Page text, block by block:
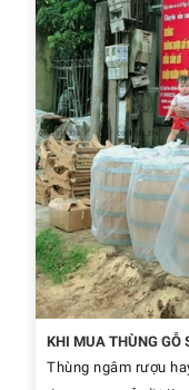
KHI MUA THÙNG GỖ
Thùng ngâm rượu